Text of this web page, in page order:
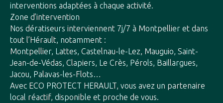
interventions adaptées à chaque activité.
Zone d’intervention
Nos dératiseurs interviennent 7j/7 à Montpellier et dans
tout l’Hérault, notamment :
Montpellier, Lattes, Castelnau-le-Lez, Mauguio, Saint-
Jean-de-Védas, Clapiers, Le Crès, Pérols, Baillargues,
Jacou, Palavas-les-Flots…
Avec ECO PROTECT HERAULT, vous avez un partenaire
local réactif, disponible et proche de vous.